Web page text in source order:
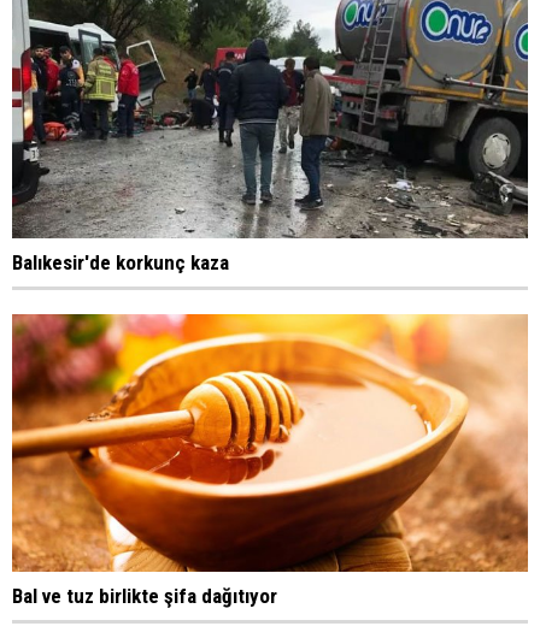
Balıkesir'de korkunç kaza
Bal ve tuz birlikte şifa dağıtıyor